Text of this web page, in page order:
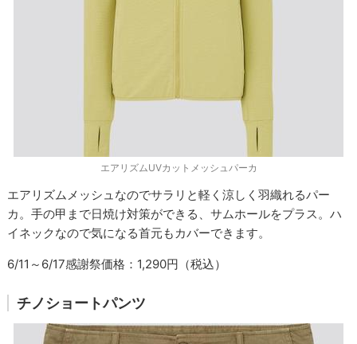
エアリズムUVカットメッシュパーカ
エアリズムメッシュなのでサラリと軽く涼しく羽織れるパー
カ。手の甲まで日焼け対策ができる、サムホールをプラス。ハ
イネックなので気になる首元もカバーできます。
6/11～6/17感謝祭価格：1,290円（税込）
チノショートパンツ